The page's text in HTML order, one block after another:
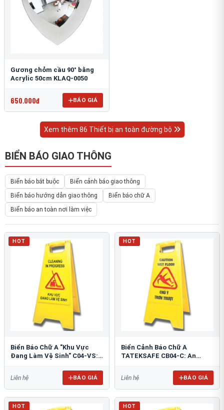
Gương chỏm cầu 90° bằng
Acrylic 50cm KLAQ-0050
650.000đ BÁO GIÁ
Xem thêm 86 Thiết bị an toàn đường bộ
BIỂN BÁO GIAO THÔNG
Biển báo bắt buộc
Biển cảnh báo giao thông
Biển báo hướng dẫn giao thông
Biển báo chữ A
Biển báo an toàn nơi làm việc
HOT
Biển Báo Chữ A "Khu Vực
Đang Làm Vệ Sinh" C04-VS:
Liên hệ BÁO GIÁ
HOT
Biển Cảnh Báo Chữ A
TATEKSAFE CB04-C: An
Liên hệ BÁO GIÁ
HOT HOT